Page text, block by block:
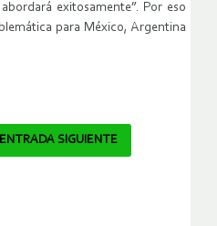
exitosamente”. Por eso
para México, Argentina
ENTRADA SIGUIENTE